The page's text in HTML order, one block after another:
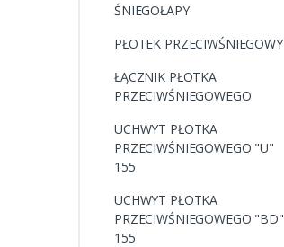
ŚNIEGOŁAPY
PŁOTEK PRZECIWŚNIEGOWY
ŁĄCZNIK PŁOTKA
PRZECIWŚNIEGOWEGO
UCHWYT PŁOTKA
PRZECIWŚNIEGOWEGO "U"
155
UCHWYT PŁOTKA
PRZECIWŚNIEGOWEGO "BD"
155